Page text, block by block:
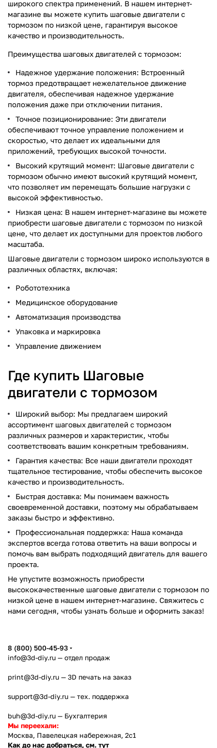
широкого спектра применений. В нашем интернет-
магазине вы можете купить шаговые двигатели с
тормозом по низкой цене, гарантируя высокое
качество и производительность.
Преимущества шаговых двигателей с тормозом:
Надежное удержание положения: Встроенный
тормоз предотвращает нежелательное движение
двигателя, обеспечивая надежное удержание
положения даже при отключении питания.
Точное позиционирование: Эти двигатели
обеспечивают точное управление положением и
скоростью, что делает их идеальными для
приложений, требующих высокой точности.
Высокий крутящий момент: Шаговые двигатели с
тормозом обычно имеют высокий крутящий момент,
что позволяет им перемещать большие нагрузки с
высокой эффективностью.
Низкая цена: В нашем интернет-магазине вы можете
приобрести шаговые двигатели с тормозом по низкой
цене, что делает их доступными для проектов любого
масштаба.
Шаговые двигатели с тормозом широко используются в
различных областях, включая:
Робототехника
Медицинское оборудование
Автоматизация производства
Упаковка и маркировка
Управление движением
Где купить Шаговые
двигатели с тормозом
Широкий выбор: Мы предлагаем широкий
ассортимент шаговых двигателей с тормозом
различных размеров и характеристик, чтобы
соответствовать вашим конкретным требованиям.
Гарантия качества: Все наши двигатели проходят
тщательное тестирование, чтобы обеспечить высокое
качество и производительность.
Быстрая доставка: Мы понимаем важность
своевременной доставки, поэтому мы обрабатываем
заказы быстро и эффективно.
Профессиональная поддержка: Наша команда
экспертов всегда готова ответить на ваши вопросы и
помочь вам выбрать подходящий двигатель для вашего
проекта.
Не упустите возможность приобрести
высококачественные шаговые двигатели с тормозом по
низкой цене в нашем интернет-магазине. Свяжитесь с
нами сегодня, чтобы узнать больше и оформить заказ!
8 (800) 500-45-93
info@3d-diy.ru — отдел продаж
print@3d-diy.ru — 3D печать на заказ
support@3d-diy.ru — тех. поддержка
buh@3d-diy.ru — Бухгалтерия
Мы переехали:
Москва, Павелецкая набережная, 2с1
Как до нас добраться, см. тут